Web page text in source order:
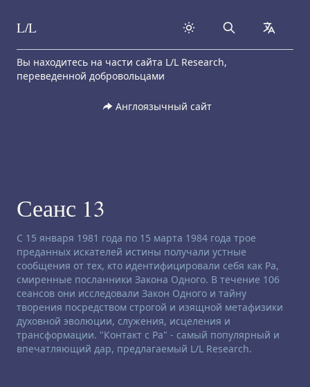
Skip to content
L/L Search
Вы находитесь на части сайта L/L Research,
переведенной добровольцами
Англоязычный сайт
Сеанс 13
Заявление об отказе от ответственности:
С 15 января 1981 года по 15 марта 1984 года трое
преданных искателей истины получали устные
сообщения от тех, кто идентифицировали себя как Ра,
смиренные посланники Закона Одного. В течение 106
сеансов они исследовали Закон Одного и тайну
творения посредством строгой и изящной метафизики
духовной эволюции, служения, исцеления и
трансформации. "Контакт с Ра" - самый популярный и
впечатляющий дар, предлагаемый L/L Research.